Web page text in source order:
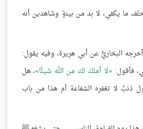
ما يكفي، لا بد من بينةٍ وشاهدين أنه
البخاريُّ عن أبي هريرة، وفيه يقول:
فأقول: لا أملك لك من الله شيئًا ، هل
ذنبٌ لا تغفره الشفاعة أم هذا من باب